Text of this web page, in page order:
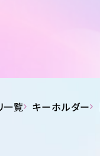
一覧 キーホルダー